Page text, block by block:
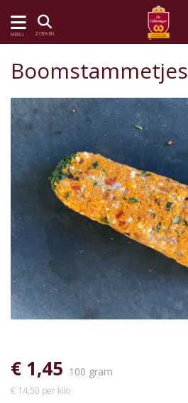
MENU ZOEKEN
Boomstammetjes
€ 1,45 100 gram
€ 14,50 per kilo